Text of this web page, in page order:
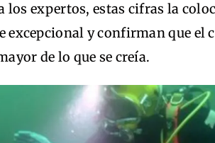
los expertos, estas cifras la
excepcional y confirman que el
de lo que se creía.